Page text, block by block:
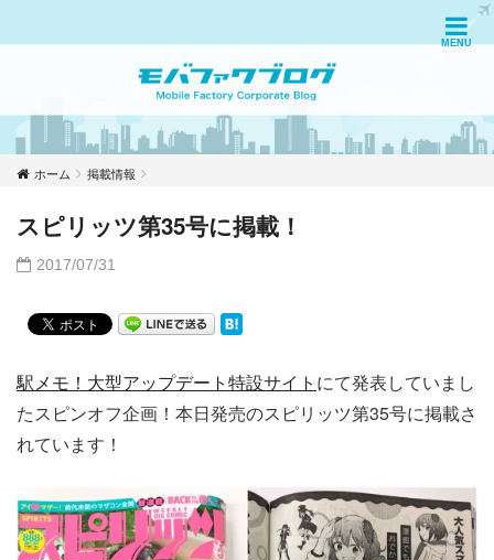
ホーム 掲載情報
スピリッツ第35号に掲載！
2017/07/31
駅メモ！大型アップデート特設サイト にて発表していまし
たスピンオフ企画！本日発売のスピリッツ第35号に掲載さ
れています！